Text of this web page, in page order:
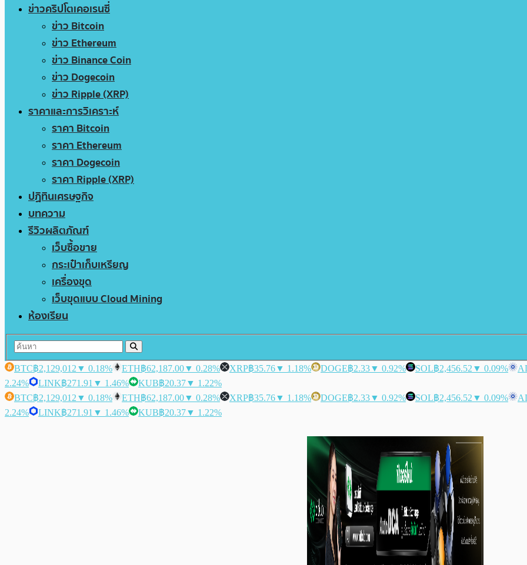
ข่าวคริปโตเคอเรนซี่
ข่าว Bitcoin
ข่าว Ethereum
ข่าว Binance Coin
ข่าว Dogecoin
ข่าว Ripple (XRP)
ราคาและการวิเคราะห์
ราคา Bitcoin
ราคา Ethereum
ราคา Dogecoin
ราคา Ripple (XRP)
ปฏิทินเศรษฐกิจ
บทความ
รีวิวผลิตภัณฑ์
เว็บซื้อขาย
กระเป๋าเก็บเหรียญ
เครื่องขุด
เว็บขุดแบบ Cloud Mining
ห้องเรียน
BTC฿2,129,012 ▼ 0.18% ETH฿62,187.00▼ 0.28% XRP฿35.76▼ 1.18% DOGE฿2.33▼ 0.92% SOL฿2,456.52 ▼ 0.09%
2.24%
LINK฿271.91 ▼ 1.46% KUB฿20.37▼ 1.22%
BTC฿2,129,012 ▼ 0.18% ETH฿62,187.00▼ 0.28% XRP฿35.76▼ 1.18% DOGE฿2.33▼ 0.92% SOL฿2,456.52 ▼ 0.09%
2.24%
LINK฿271.91 ▼ 1.46% KUB฿20.37▼ 1.22%